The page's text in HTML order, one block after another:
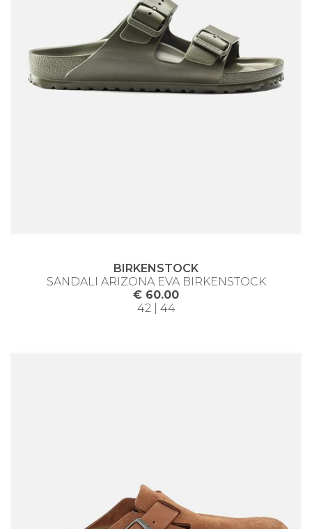
BIRKENSTOCK
SANDALI ARIZONA EVA BIRKENSTOCK
€ 60.00
42 | 44